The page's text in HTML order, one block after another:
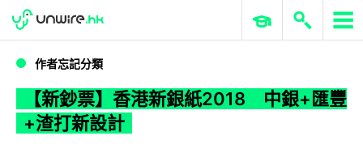
WWDC 2026 ERP 與商業 AI
作者忘記分類
【新鈔票】香港新銀紙2018 中銀+匯豐
+渣打新設計